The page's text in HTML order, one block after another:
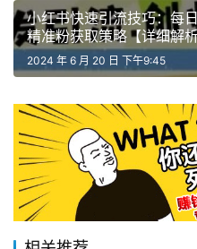
小红书快速引流技巧：每
精准粉获取策略【详细解
2024 年 6 月 20 日 下午9:45